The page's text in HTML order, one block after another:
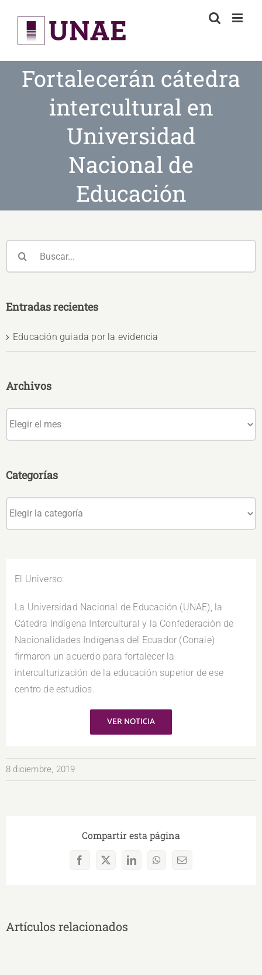
content
Fortalecerán cátedra
intercultural en
Universidad
Nacional de
Educación
El Universo:
La Universidad Nacional de Educación (UNAE), la
Cátedra Indígena Intercultural y la Confederación de
Nacionalidades Indígenas del Ecuador (Conaie)
firmaron un acuerdo para fortalecer la
interculturización de la educación superior de ese
centro de estudios.
VER NOTICIA
8 diciembre, 2019
Compartir esta página
Facebook
X LinkedInWhatsAppCorreo
Artículos relacionados
Entradas recientes
Educación guiada por la evidencia
Archivos
Categorías